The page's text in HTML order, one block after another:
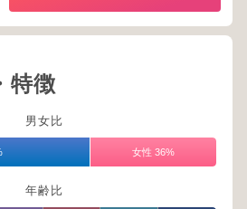
特徴
男女比
女性 36%
年齢比